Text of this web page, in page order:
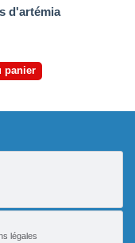
d'artémia
panier
légales